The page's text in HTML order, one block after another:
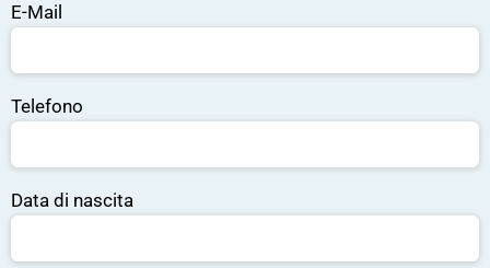
E-Mail
Telefono
Data di nascita